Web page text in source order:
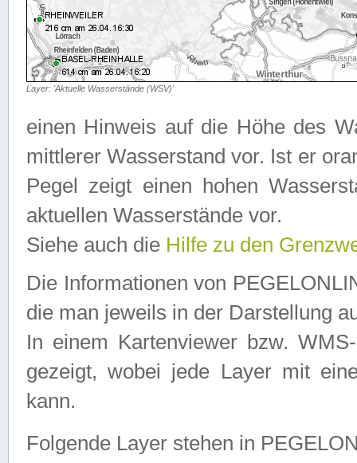
Layer: 'Aktuelle Wasserstände (WSV)'
einen Hinweis auf die Höhe des
mittlerer Wasserstand vor. Ist er
Pegel zeigt einen hohen
aktuellen Wasserstände vor.
Siehe auch die Hilfe zu den
Die Informationen von
die man jeweils in der Darstellung
In einem Kartenviewer bzw.
gezeigt, wobei jede Layer mit
kann.
Folgende Layer stehen in